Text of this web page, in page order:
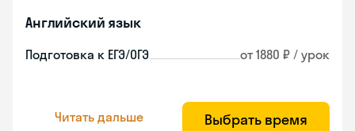
Английский язык
Подготовка к ЕГЭ/ОГЭ от 1880 ₽ / урок
Читать дальше Выбрать время